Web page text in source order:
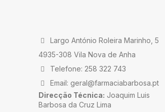
Largo António Roleira Marinho, 5
4935-308 Vila Nova de Anha
Telefone: 258 322 743
Email: geral@farmaciabarbosa.pt
Direcção Técnica: Joaquim Luis
Barbosa da Cruz Lima